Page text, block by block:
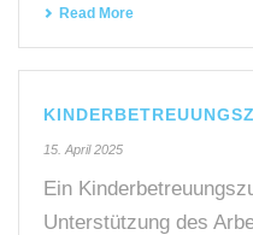
Read More
15. April 2025
Ein
Unterstützung des